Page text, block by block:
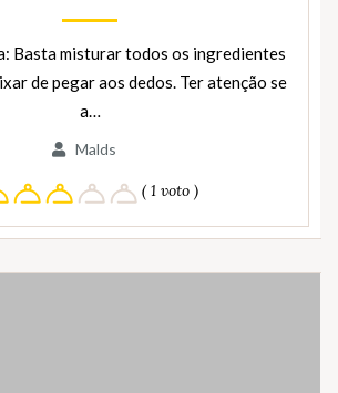
Basta misturar todos os ingredientes
de pegar aos dedos. Ter atenção se
a…
Malds
( 1 voto )